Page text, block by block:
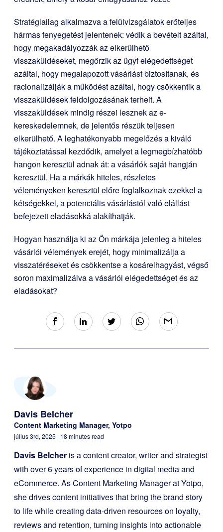
Stratégiailag alkalmazva a felülvizsgálatok erőteljes
hármas fenyegetést jelentenek: védik a bevételt azáltal,
hogy megakadályozzák az elkerülhető
visszaküldéseket, megőrzik az ügyf elégedettséget
azáltal, hogy megalapozott vásárlást biztosítanak, és
racionalizálják a működést azáltal, hogy csökkentik a
visszaküldések feldolgozásának terheit. A
visszaküldések mindig részei lesznek az e-
kereskedelemnek, de jelentős részük teljesen
elkerülhető. A leghatékonyabb megelőzés a kiváló
tájékoztatással kezdődik, amelyet a legmegbízhatóbb
hangon keresztül adnak át: a vásárlók saját hangján
keresztül. Ha a márkák hiteles, részletes
véleményeken keresztül előre foglalkoznak ezekkel a
kétségekkel, a potenciális vásárlástól való elállást
befejezett eladásokká alakíthatják.
Hogyan használja ki az Ön márkája jelenleg a hiteles
vásárlói vélemények erejét, hogy minimalizálja a
visszatéréseket és csökkentse a kosárelhagyást, végső
soron maximalizálva a vásárlói elégedettséget és az
eladásokat?
Davis Belcher
Content Marketing Manager, Yotpo
július 3rd, 2025 | 18 minutes read
Davis Belcher is a content creator, writer and strategist
with over 6 years of experience in digital media and
eCommerce. As Content Marketing Manager at Yotpo,
she drives content initiatives that bring the brand story
to life while creating data-driven resources on loyalty,
reviews and retention, turning insights into actionable